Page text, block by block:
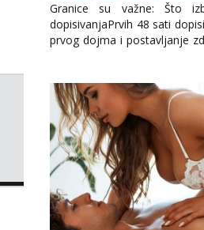
Granice su važne: Što
dopisivanjaPrvih 48 sati
prvog dojma i postavljanje
Važno je izbjeći prebrzo
informacija, jer
povjerenje. Takođe...